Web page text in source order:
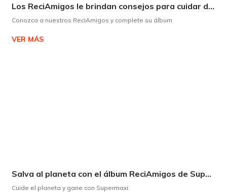
Los ReciAmigos le brindan consejos para cuidar del medio ambiente de forma divertida.
Conozca a nuestros ReciAmigos y complete su álbum
VER MÁS
Salva al planeta con el álbum ReciAmigos de Supermaxi
Cuide el planeta y gane con Supermaxi